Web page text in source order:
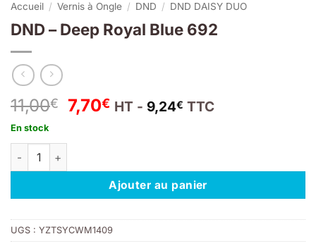
Accueil / Vernis à Ongle / DND / DND DAISY DUO
DND – Deep Royal Blue 692
11,00€
Le
prix
11,00€.
7,70€Le
7,70€.
HT - 9,24€ TTC
En stock
quantité de DND – Deep Royal Blue 692
Ajouter au panier
UGS : YZTSYCWM1409